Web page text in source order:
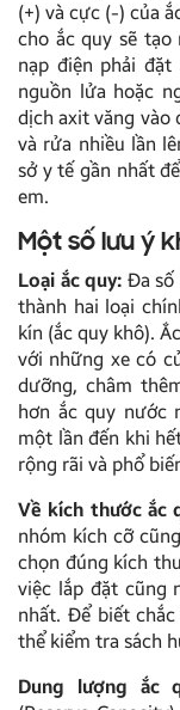
(+) và cực (-) của
cho ắc quy sẽ
nạp điện phải
nguồn lửa hoặc
dịch axit văng vào
và rửa nhiều lần
sở y tế gần nhất
em.
Một số lưu ý
Loại ắc quy: Đa số
thành hai loại
kín (ắc quy khô).
với những xe có
dưỡng, châm
hơn ắc quy nước
một lần đến khi
rộng rãi và phổ
Về kích thước ắc
nhóm kích cỡ
chọn đúng kích
việc lắp đặt cũng
nhất. Để biết
thể kiểm tra sách
Dung lượng ắc